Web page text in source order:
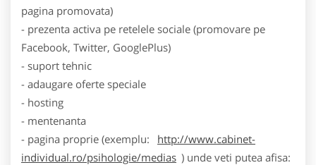
pagina promovata)
- prezenta activa pe retelele sociale (promovare pe
Facebook, Twitter, GooglePlus)
- suport tehnic
- adaugare oferte speciale
- hosting
- mentenanta
- pagina proprie (exemplu:
http://www.cabinet-
individual.ro/psihologie/medias ) unde veti putea afisa: